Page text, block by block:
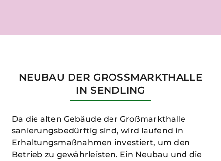
NEUBAU DER GROSSMARKTHALLE I
N SENDLING
Da die alten Gebäude der Großmarkthalle
sanierungsbedürftig sind, wird laufend in
Erhaltungsmaßnahmen investiert, um den
Betrieb zu gewährleisten. Ein Neubau und die